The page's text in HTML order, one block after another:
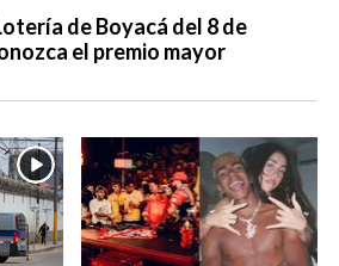
de Boyacá del 8 de
el premio mayor